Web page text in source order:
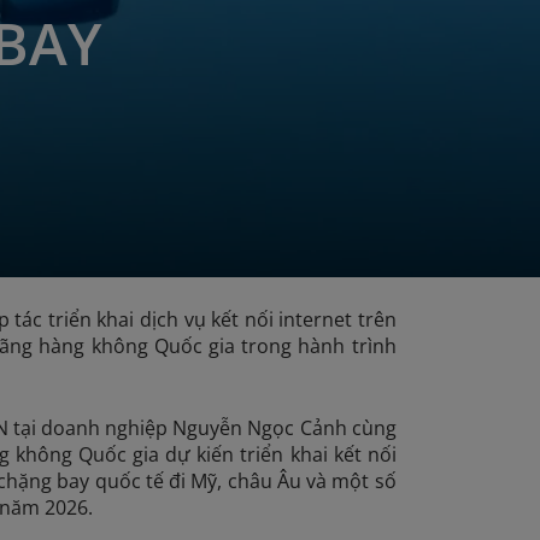
tác triển khai dịch vụ kết nối internet trên
hàng không Quốc gia trong hành trình
tại doanh nghiệp Nguyễn Ngọc Cảnh cùng
không Quốc gia dự kiến triển khai kết nối
bay quốc tế đi Mỹ, châu Âu và một số
2026.